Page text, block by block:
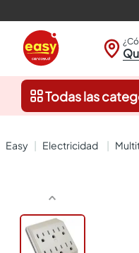
Todas las
electricidad